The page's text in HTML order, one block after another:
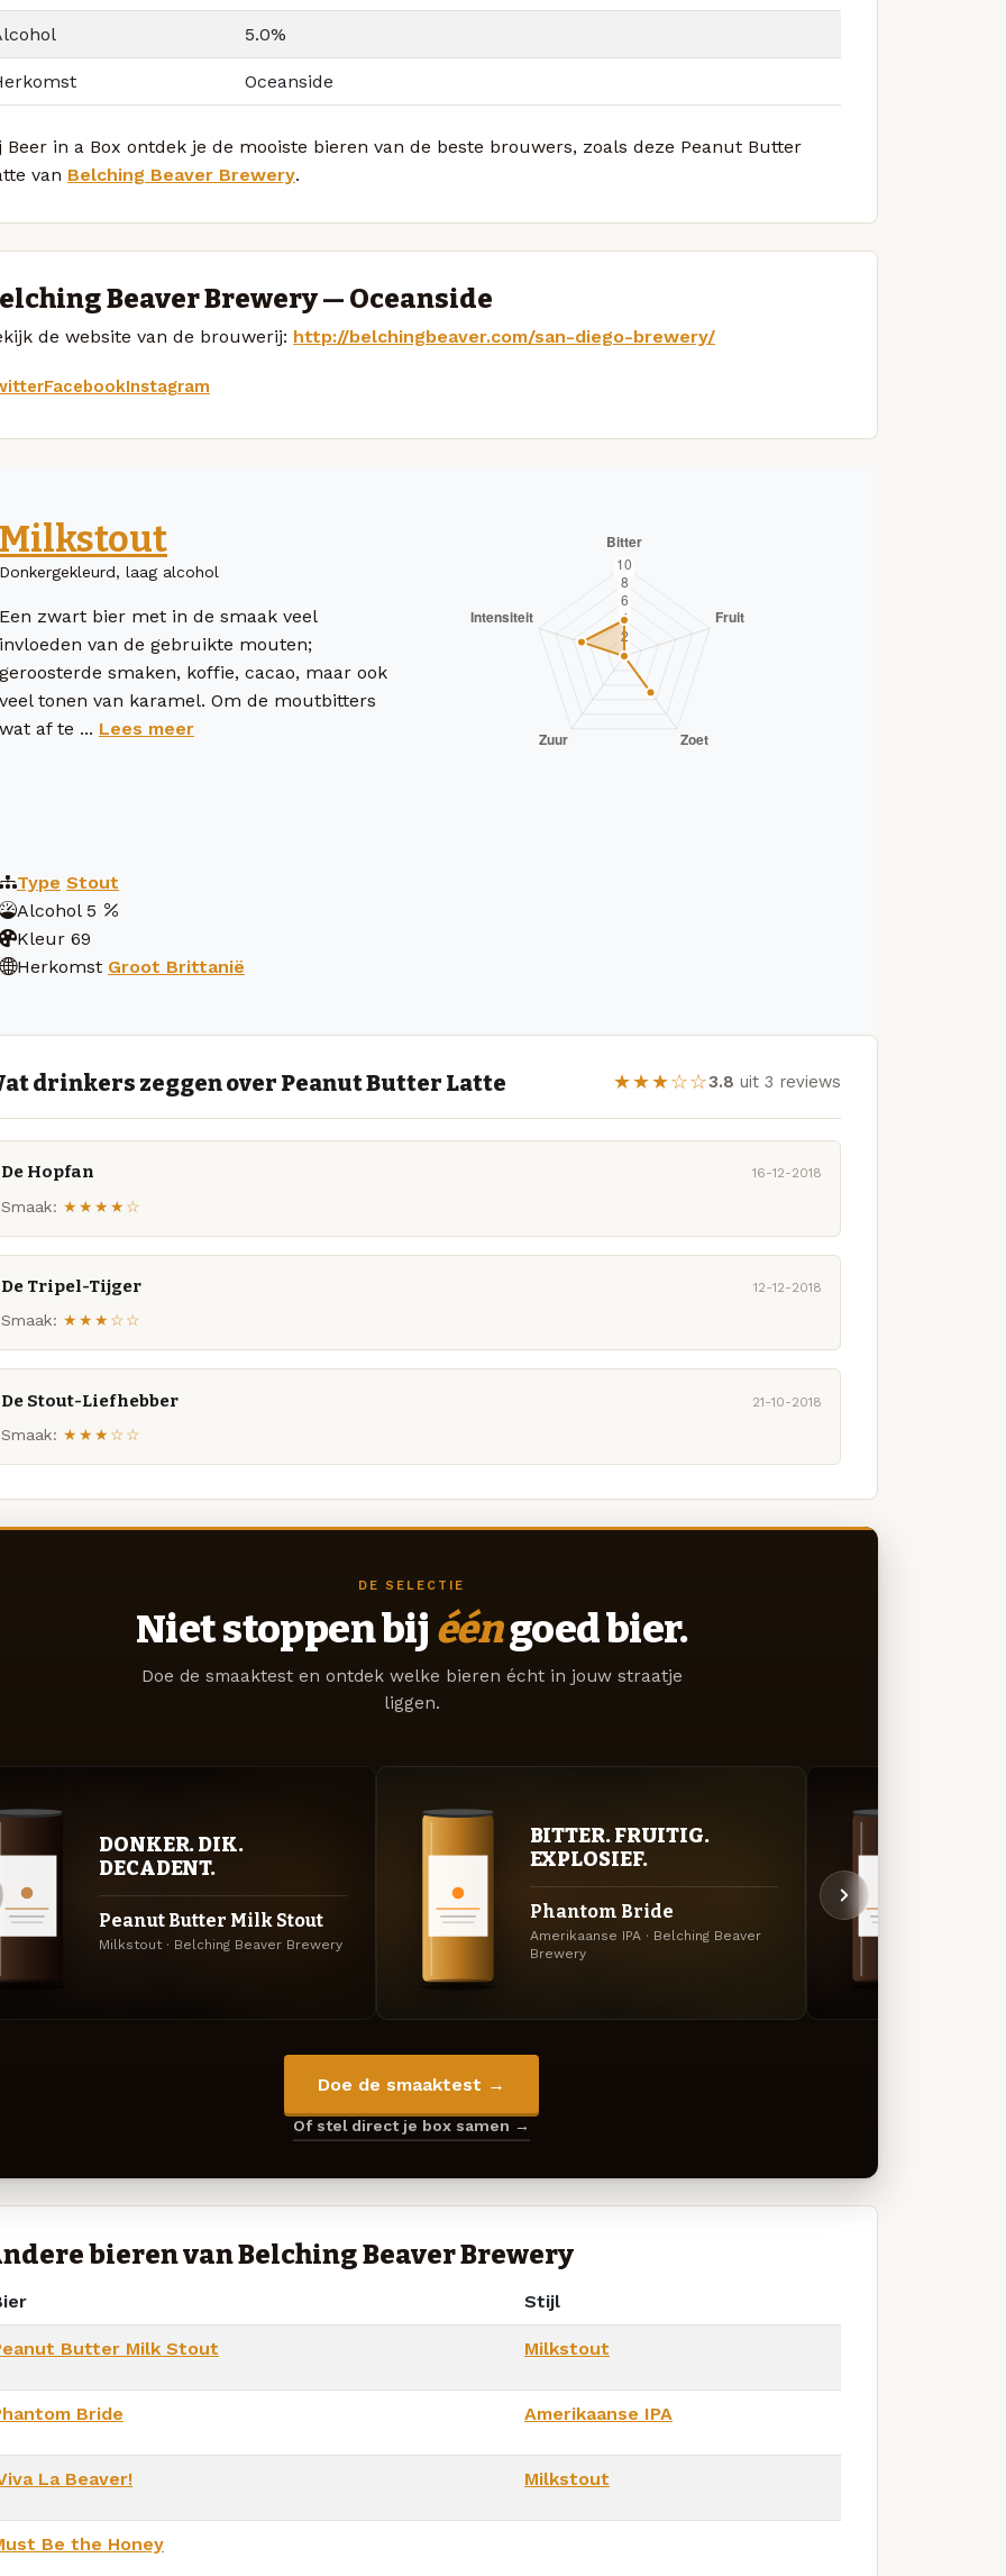
5.0%
Oceanside
Beer in a Box ontdek je de mooiste bieren van de beste brouwers, zoals deze Peanut Butter
van Belching Beaver Brewery.
Beaver Brewery — Oceanside
de website van de brouwerij: http://belchingbeaver.com/san-diego-brewery/
FacebookInstagram
Milkstout
Donkergekleurd, laag alcohol
Een zwart bier met in de smaak veel
invloeden van de gebruikte mouten;
geroosterde smaken, koffie, cacao, maar ook
veel tonen van karamel. Om de moutbitters
wat af te ... Lees meer
Type Stout
Alcohol 5
Kleur 69
Herkomst Groot Brittanië
drinkers zeggen over Peanut Butter Latte ★★★☆☆3.8 uit 3 reviews
De Hopfan 16-12-2018
Smaak: ★★★★☆
De Tripel-Tijger 12-12-2018
Smaak: ★★★☆☆
De Stout-Liefhebber 21-10-2018
Smaak: ★★★☆☆
DE SELECTIE
Niet stoppen bij ééngoed bier.
Doe de smaaktest en ontdek welke bieren écht in jouw straatje
liggen.
DONKER. DIK.
DECADENT.
Peanut Butter Milk Stout
Milkstout · Belching Beaver Brewery
BITTER. FRUITIG.
EXPLOSIEF.
Phantom Bride
Amerikaanse IPA · Belching Beaver
Brewery
Doe de smaaktest →
Of stel direct je box samen →
bieren van Belching Beaver Brewery
Stijl
Butter Milk Stout Milkstout
Bride Amerikaanse IPA
La Beaver! Milkstout
Be the Honey